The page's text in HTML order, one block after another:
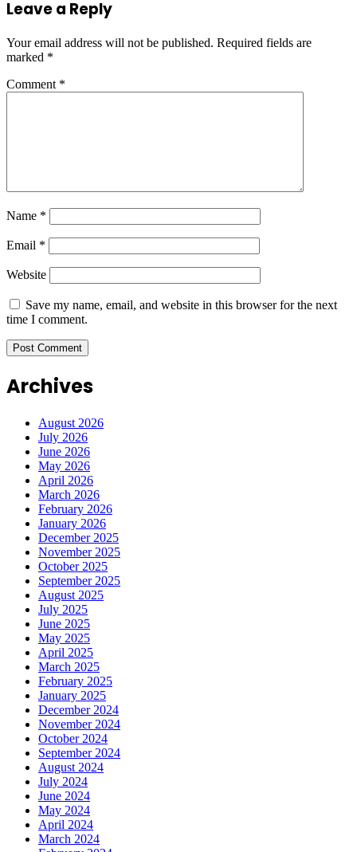
Leave a Reply
Your email address will not be published. Required fields are
marked *
Comment *
Name *
Email *
Website
Save my name, email, and website in this browser for the next
time I comment.
Archives
August 2026
July 2026
June 2026
May 2026
April 2026
March 2026
February 2026
January 2026
December 2025
November 2025
October 2025
September 2025
August 2025
July 2025
June 2025
May 2025
April 2025
March 2025
February 2025
January 2025
December 2024
November 2024
October 2024
September 2024
August 2024
July 2024
June 2024
May 2024
April 2024
March 2024